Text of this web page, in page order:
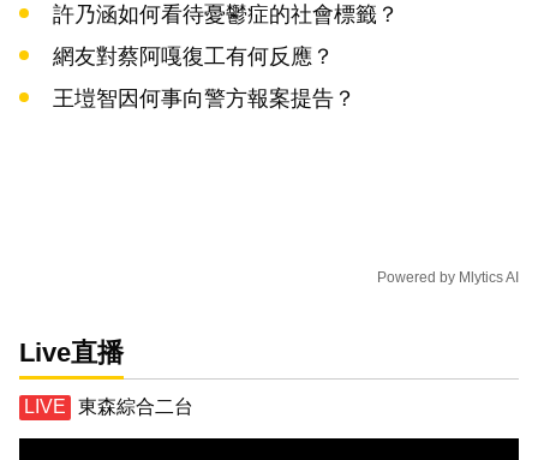
許乃涵如何看待憂鬱症的社會標籤？
網友對蔡阿嘎復工有何反應？
王塏智因何事向警方報案提告？
Powered by Mlytics AI
Live直播
東森綜合二台